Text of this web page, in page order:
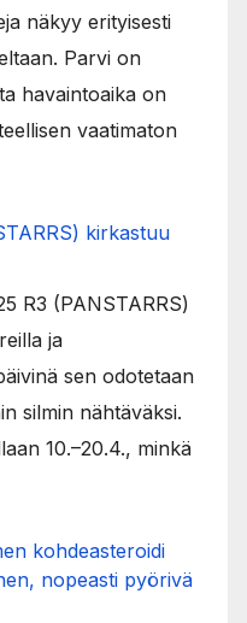
näkyy erityisesti
Parvi on
havaintoaika on
vaatimaton
kirkastuu
R3 (PANSTARRS)
ja
sen odotetaan
silmin nähtäväksi.
10.–20.4., minkä
kohdeasteroidi
nopeasti pyörivä